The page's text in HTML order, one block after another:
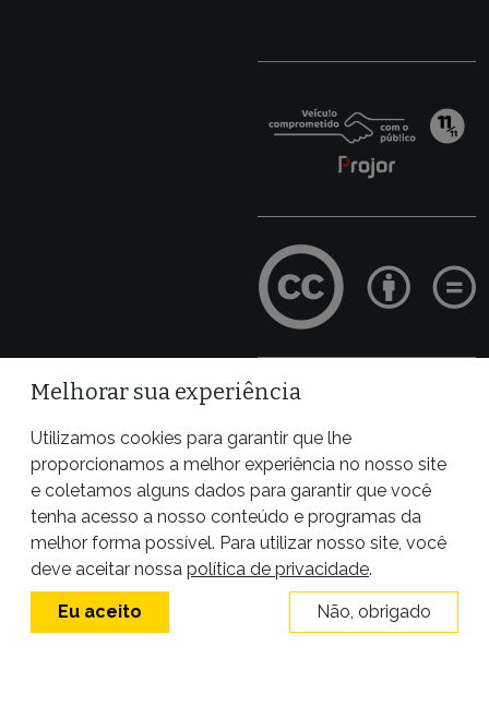
Site desenvolvido por
Melhorar sua experiência
Utilizamos cookies para garantir que lhe
proporcionamos a melhor experiência no nosso site
e coletamos alguns dados para garantir que você
tenha acesso a nosso conteúdo e programas da
melhor forma possível. Para utilizar nosso site, você
deve aceitar nossa política de privacidade.
Eu aceito Não, obrigado